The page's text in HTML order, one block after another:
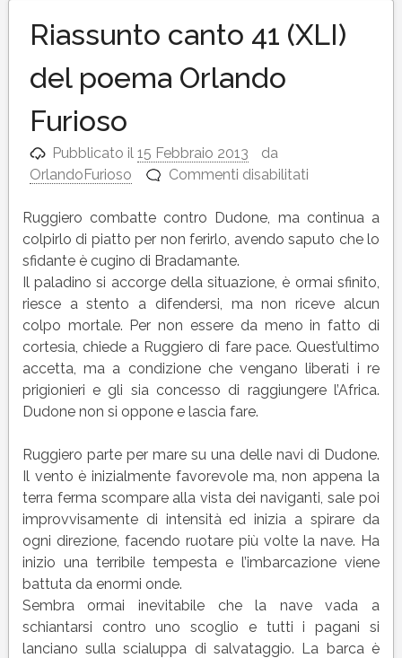
Riassunto canto 41 (XLI)
del poema Orlando
Furioso
Pubblicato il15 Febbraio 2013
da
OrlandoFurioso
Commenti disabilitati
canto
41
del
poema
Orlando
Furioso
Ruggiero combatte contro Dudone, ma continua a
colpirlo di piatto per non ferirlo, avendo saputo che lo
sfidante è cugino di Bradamante.
Il paladino si accorge della situazione, è ormai sfinito,
riesce a stento a difendersi, ma non riceve alcun
colpo mortale. Per non essere da meno in fatto di
cortesia, chiede a Ruggiero di fare pace. Quest’ultimo
accetta, ma a condizione che vengano liberati i re
prigionieri e gli sia concesso di raggiungere l’Africa.
Dudone non si oppone e lascia fare.
Ruggiero parte per mare su una delle navi di Dudone.
Il vento è inizialmente favorevole ma, non appena la
terra ferma scompare alla vista dei naviganti, sale poi
improvvisamente di intensità ed inizia a spirare da
ogni direzione, facendo ruotare più volte la nave. Ha
inizio una terribile tempesta e l’imbarcazione viene
battuta da enormi onde.
Sembra ormai inevitabile che la nave vada a
schiantarsi contro uno scoglio e tutti i pagani si
lanciano sulla scialuppa di salvataggio. La barca è